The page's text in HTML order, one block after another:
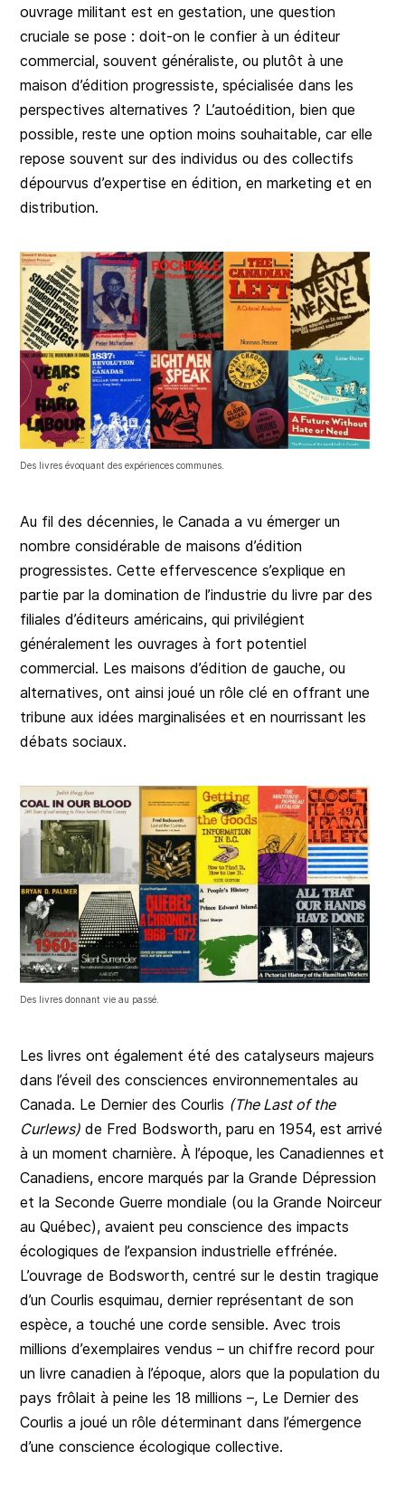
ouvrage militant est en gestation, une question
cruciale se pose : doit-on le confier à un éditeur
commercial, souvent généraliste, ou plutôt à une
maison d’édition progressiste, spécialisée dans les
perspectives alternatives ? L’autoédition, bien que
possible, reste une option moins souhaitable, car elle
repose souvent sur des individus ou des collectifs
dépourvus d’expertise en édition, en marketing et en
distribution.
Des livres évoquant des expériences communes.
Au fil des décennies, le Canada a vu émerger un
nombre considérable de maisons d’édition
progressistes. Cette effervescence s’explique en
partie par la domination de l’industrie du livre par des
filiales d’éditeurs américains, qui privilégient
généralement les ouvrages à fort potentiel
commercial. Les maisons d’édition de gauche, ou
alternatives, ont ainsi joué un rôle clé en offrant une
tribune aux idées marginalisées et en nourrissant les
débats sociaux.
Des livres donnant vie au passé.
Les livres ont également été des catalyseurs majeurs
dans l’éveil des consciences environnementales au
Canada. Le Dernier des Courlis (The Last of the
Curlews) de Fred Bodsworth, paru en 1954, est arrivé
à un moment charnière. À l’époque, les Canadiennes et
Canadiens, encore marqués par la Grande Dépression
et la Seconde Guerre mondiale (ou la Grande Noirceur
au Québec), avaient peu conscience des impacts
écologiques de l’expansion industrielle effrénée.
L’ouvrage de Bodsworth, centré sur le destin tragique
d’un Courlis esquimau, dernier représentant de son
espèce, a touché une corde sensible. Avec trois
millions d’exemplaires vendus – un chiffre record pour
un livre canadien à l’époque, alors que la population du
pays frôlait à peine les 18 millions –, Le Dernier des
Courlis a joué un rôle déterminant dans l’émergence
d’une conscience écologique collective.